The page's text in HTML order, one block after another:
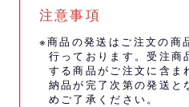
注意事項
※商品の発送はご注文の商
行っております。受注商
する商品がご注文に含ま
納品が完了次第の発送と
めご了承ください。